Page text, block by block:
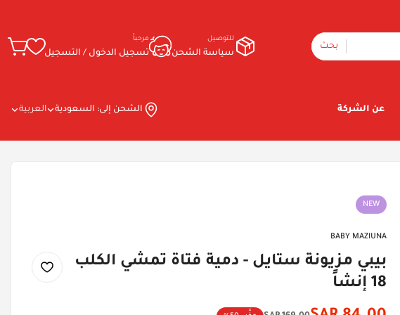
بحث
للتوصيل
سياسة الشحن
مرحباً
تسجيل الدخول / التسجيل
عن الشركة الشحن إلى: السعودية العربية
NEW
BABY MAZIUNA
بيبي مزيونة ستايل - دمية فتاة تمشي الكلب
18 إنشاً